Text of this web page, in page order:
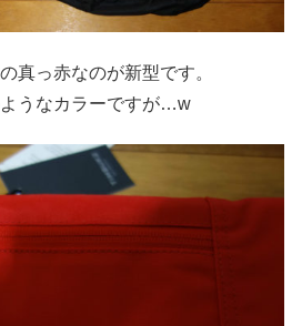
真っ赤なのが新型です。
うなカラーですが…w